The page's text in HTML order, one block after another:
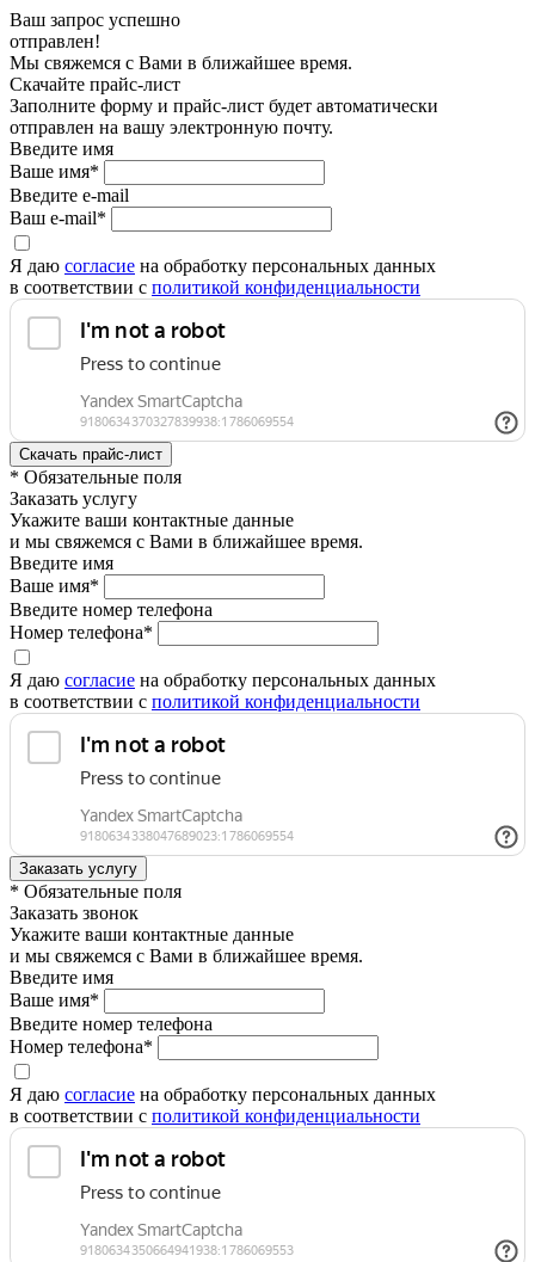
Ваш запрос успешно
отправлен!
Мы свяжемся с Вами в ближайшее время.
Скачайте прайс-лист
Заполните форму и прайс-лист будет автоматически
отправлен на вашу электронную почту.
Введите имя
Ваше имя*
Введите e-mail
Ваш e-mail*
Я даю согласие на обработку персональных данных
в соответствии с политикой конфиденциальности
* Обязательные поля
Заказать услугу
Укажите ваши контактные данные
и мы свяжемся с Вами в ближайшее время.
Введите имя
Ваше имя*
Введите номер телефона
Номер телефона*
Я даю согласие на обработку персональных данных
в соответствии с политикой конфиденциальности
* Обязательные поля
Заказать звонок
Укажите ваши контактные данные
и мы свяжемся с Вами в ближайшее время.
Введите имя
Ваше имя*
Введите номер телефона
Номер телефона*
Я даю согласие на обработку персональных данных
в соответствии с политикой конфиденциальности